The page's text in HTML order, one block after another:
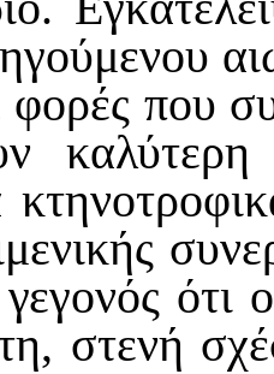
φορές που
ότι
στενή